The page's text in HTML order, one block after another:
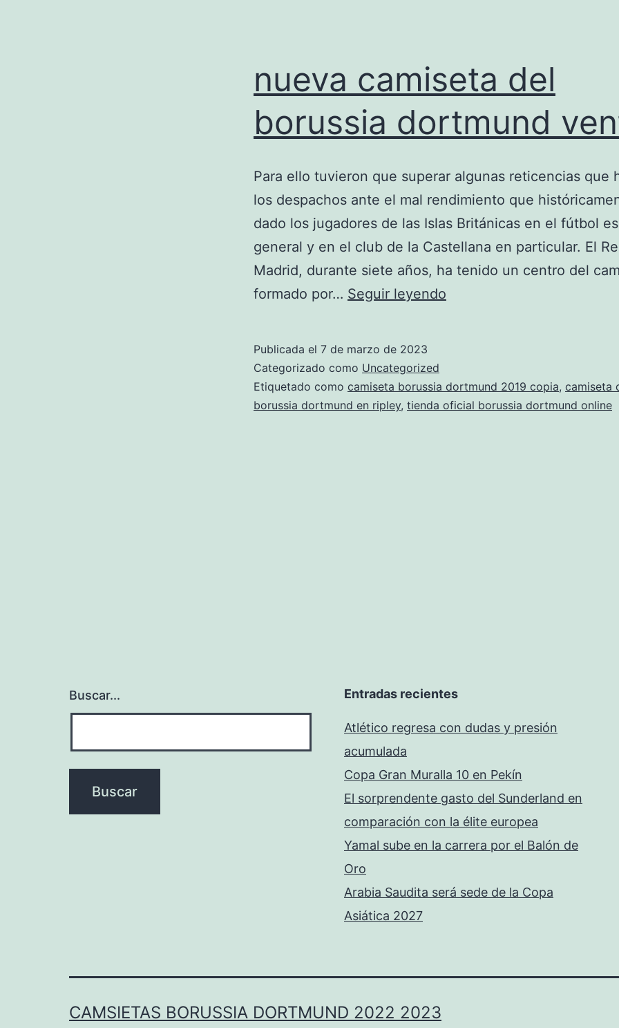
nueva camiseta del
borussia dortmund
Para ello tuvieron que superar algunas reticencias que
los despachos ante el mal rendimiento que
dado los jugadores de las Islas Británicas en el fútbol
general y en el club de la Castellana en particular. El
Madrid, durante siete años, ha tenido un centro del
formado por… Seguir leyendo
dortmund
venta
Publicada el 7 de marzo de 2023
Categorizado como Uncategorized
Etiquetado como camiseta borussia dortmund 2019 copia, camiseta
borussia dortmund en ripley, tienda oficial borussia dortmund online
Buscar... Entradas recientes
Atlético regresa con dudas y presión
acumulada
Copa Gran Muralla 10 en Pekín
El sorprendente gasto del Sunderland en
comparación con la élite europea
Yamal sube en la carrera por el Balón de
Oro
Arabia Saudita será sede de la Copa
Asiática 2027
CAMSIETAS BORUSSIA DORTMUND 2022 2023